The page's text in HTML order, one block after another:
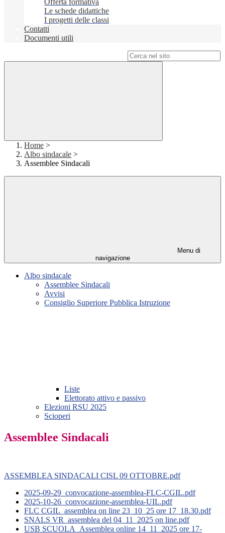
Offerta formativa
Le schede didattiche
I progetti delle classi
Contatti
Documenti utili
Home >
Albo sindacale >
Assemblee Sindacali
Menu di
navigazione
Albo sindacale
Assemblee Sindacali
Avvisi
Consiglio Superiore Pubblica Istruzione
Liste
Elettorato attivo e passivo
Elezioni RSU 2025
Scioperi
Assemblee Sindacali
ASSEMBLEA SINDACALI CISL 09 OTTOBRE.pdf
2025-09-29_convocazione-assemblea-FLC-CGIL.pdf
2025-10-26_convocazione-assemblea-UIL.pdf
FLC CGIL_assemblea on line 23_10_25 ore 17_18.30.pdf
SNALS VR_assemblea del 04_11_2025 on line.pdf
USB SCUOLA_Assemblea online 14_11_2025 ore 17-